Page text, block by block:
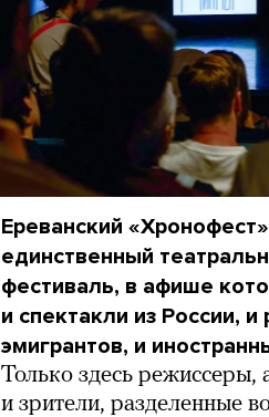
Ереванский
единственный
фестиваль, в афише
и спектакли из России, и
эмигрантов, и
Только здесь режиссеры,
и зрители, разделенные